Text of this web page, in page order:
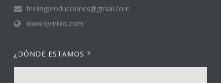
feelingproducciones@gmail.com
www.qvinilos.com
¿DÓNDE ESTAMOS ?